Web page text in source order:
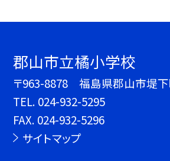
郡山市立橘小学校
〒963-8878 福島県郡山市堤下
TEL. 024-932-5295
FAX. 024-932-5296
サイトマップ